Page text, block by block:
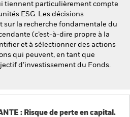
tiennent particulièrement compte
ESG. Les décisions
sur la recherche fondamentale du
(c’est-à-dire propre à la
et à sélectionner des actions
qui peuvent, en tant que
d’investissement du Fonds.
: Risque de perte en capital.